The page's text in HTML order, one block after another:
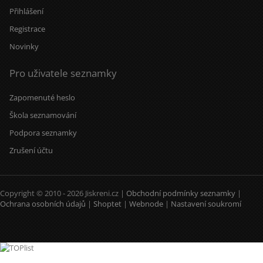
Přihlášení
Registrace
Novinky
Pro uživatele seznamky
Zapomenuté heslo
Škola seznamování
Podpora seznamky
Zrušení účtu
Copyright © 2010 - 2026 Jiskreni.cz | Obchodní podmínky seznamky |
Ochrana osobních údajů | Shoptet | Webnode | Nastavení soukromí